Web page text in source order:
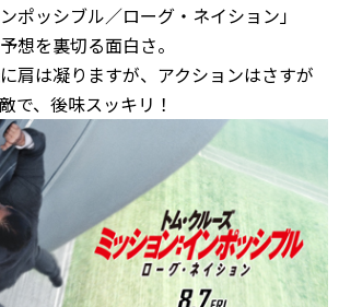
ポッシブル／ローグ・ネイション」
想を裏切る面白さ。
肩は凝りますが、アクションはさすが
で、後味スッキリ！